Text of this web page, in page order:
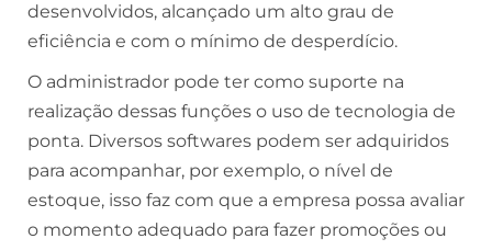
desenvolvidos, alcançado um alto grau de
eficiência e com o mínimo de desperdício.
O administrador pode ter como suporte na
realização dessas funções o uso de tecnologia de
ponta. Diversos softwares podem ser adquiridos
para acompanhar, por exemplo, o nível de
estoque, isso faz com que a empresa possa avaliar
o momento adequado para fazer promoções ou